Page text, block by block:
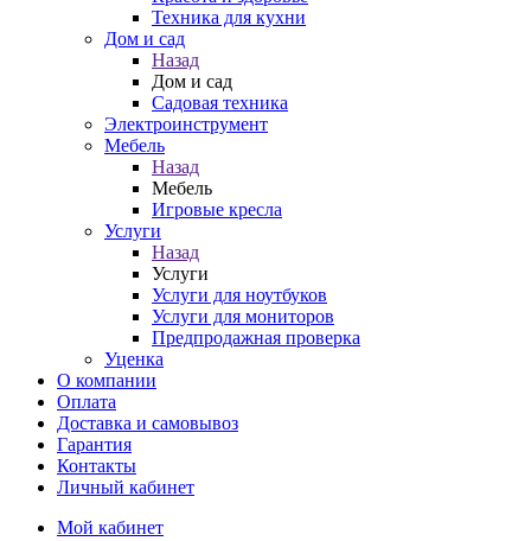
Техника для кухни
Дом и сад
Назад
Дом и сад
Садовая техника
Электроинструмент
Мебель
Назад
Мебель
Игровые кресла
Услуги
Назад
Услуги
Услуги для ноутбуков
Услуги для мониторов
Предпродажная проверка
Уценка
О компании
Оплата
Доставка и самовывоз
Гарантия
Контакты
Личный кабинет
Мой кабинет